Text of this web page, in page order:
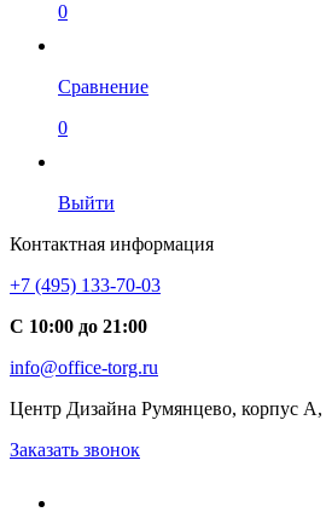
0
Сравнение
0
Выйти
Контактная информация
+7 (495) 133-70-03
С 10:00 до 21:00
info@office-torg.ru
Центр Дизайна Румянцево, корпус А,
Заказать звонок